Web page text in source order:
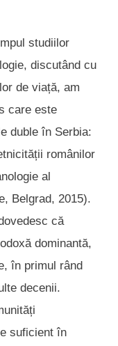
studiilor
discutând cu
de viață, am
care este
duble în Serbia:
românilor
al
Belgrad, 2015).
că
dominantă,
în primul rând
decenii.
suficient în